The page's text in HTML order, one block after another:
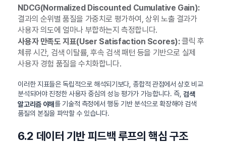
NDCG(Normalized Discounted Cumulative Gain):
결과의 순위별 품질을 가중치로 평가하여, 상위 노출 결과가
사용자 의도에 얼마나 부합하는지 측정합니다.
사용자 만족도 지표(User Satisfaction Scores):클릭 후
체류 시간, 검색 이탈률, 후속 검색 패턴 등을 기반으로 실제
사용자 경험 품질을 수치화합니다.
이러한 지표들은 독립적으로 해석되기보다, 종합적 관점에서 상호 비교
분석되어야 진정한 사용자 중심의 성능 평가가 가능합니다. 즉,검색
알고리즘 이해를 기술적 측정에서 행동 기반 분석으로 확장해야 검색
품질의 본질을 파악할 수 있습니다.
6.2 데이터 기반 피드백 루프의 핵심 구조